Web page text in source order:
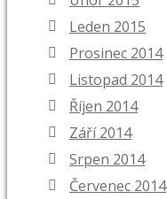
Leden 2015
Prosinec 2014
Listopad 2014
Říjen 2014
Září 2014
Srpen 2014
Červenec 2014